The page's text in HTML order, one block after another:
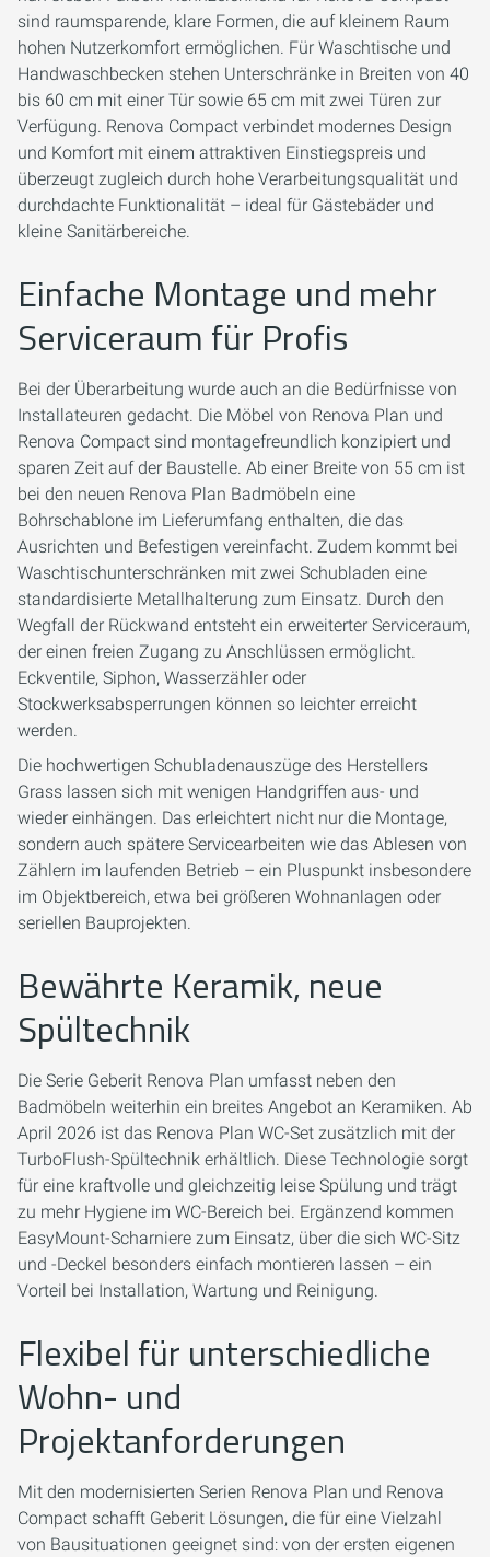
sind raumsparende, klare Formen, die auf kleinem Raum
hohen Nutzerkomfort ermöglichen. Für Waschtische und
Handwaschbecken stehen Unterschränke in Breiten von 40
bis 60 cm mit einer Tür sowie 65 cm mit zwei Türen zur
Verfügung. Renova Compact verbindet modernes Design
und Komfort mit einem attraktiven Einstiegspreis und
überzeugt zugleich durch hohe Verarbeitungsqualität und
durchdachte Funktionalität – ideal für Gästebäder und
kleine Sanitärbereiche.
Einfache Montage und mehr
Serviceraum für Profis
Bei der Überarbeitung wurde auch an die Bedürfnisse von
Installateuren gedacht. Die Möbel von Renova Plan und
Renova Compact sind montagefreundlich konzipiert und
sparen Zeit auf der Baustelle. Ab einer Breite von 55 cm ist
bei den neuen Renova Plan Badmöbeln eine
Bohrschablone im Lieferumfang enthalten, die das
Ausrichten und Befestigen vereinfacht. Zudem kommt bei
Waschtischunterschränken mit zwei Schubladen eine
standardisierte Metallhalterung zum Einsatz. Durch den
Wegfall der Rückwand entsteht ein erweiterter Serviceraum,
der einen freien Zugang zu Anschlüssen ermöglicht.
Eckventile, Siphon, Wasserzähler oder
Stockwerksabsperrungen können so leichter erreicht
werden.
Die hochwertigen Schubladenauszüge des Herstellers
Grass lassen sich mit wenigen Handgriffen aus- und
wieder einhängen. Das erleichtert nicht nur die Montage,
sondern auch spätere Servicearbeiten wie das Ablesen von
Zählern im laufenden Betrieb – ein Pluspunkt insbesondere
im Objektbereich, etwa bei größeren Wohnanlagen oder
seriellen Bauprojekten.
Bewährte Keramik, neue
Spültechnik
Die Serie Geberit Renova Plan umfasst neben den
Badmöbeln weiterhin ein breites Angebot an Keramiken. Ab
April 2026 ist das Renova Plan WC-Set zusätzlich mit der
TurboFlush-Spültechnik erhältlich. Diese Technologie sorgt
für eine kraftvolle und gleichzeitig leise Spülung und trägt
zu mehr Hygiene im WC-Bereich bei. Ergänzend kommen
EasyMount-Scharniere zum Einsatz, über die sich WC-Sitz
und -Deckel besonders einfach montieren lassen – ein
Vorteil bei Installation, Wartung und Reinigung.
Flexibel für unterschiedliche
Wohn- und
Projektanforderungen
Mit den modernisierten Serien Renova Plan und Renova
Compact schafft Geberit Lösungen, die für eine Vielzahl
von Bausituationen geeignet sind: von der ersten eigenen